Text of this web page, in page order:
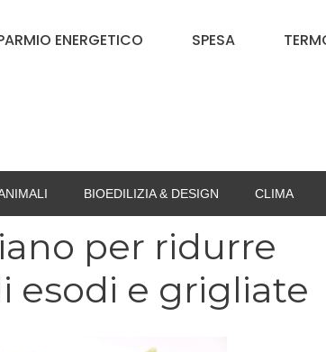
ENERGETICO SPESA
BIOEDILIZIA & DESIGN CLIMA
per ridurre
esodi e grigliate